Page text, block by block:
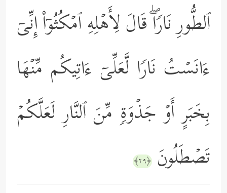
ٱلطُّورِ نَارࣰاۖ قَالَ لِأَهۡلِهِ ٱمۡكُثُوۤاْ إِنِّیۤ
ءَانَسۡتُ نَارࣰا لَّعَلِّیۤ ءَاتِیكُم مِّنۡهَا
بِخَبَرٍ أَوۡ جَذۡوَةࣲ مِّنَ ٱلنَّارِ لَعَلَّكُمۡ
تَصۡطَلُونَ ﴿٢٩﴾